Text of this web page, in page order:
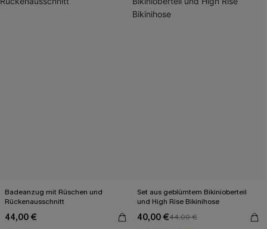
Badeanzug mit Rüschen und
Rückenausschnitt
44,00 €
Set aus geblümtem Bikinioberteil
und High Rise Bikinihose
40,00 €44,00 €